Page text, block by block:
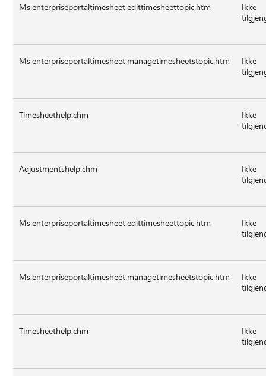
Ms.enterpriseportaltimesheet.edittimesheettopic.htm
Ikke
Ms.enterpriseportaltimesheet.managetimesheetstopic.htm
Ikke
Timesheethelp.chm
Ikke
Adjustmentshelp.chm
Ikke
Ms.enterpriseportaltimesheet.edittimesheettopic.htm
Ikke
Ms.enterpriseportaltimesheet.managetimesheetstopic.htm
Ikke
Timesheethelp.chm
Ikke